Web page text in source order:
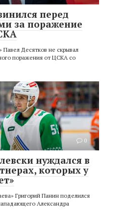
перед
за поражение
Павел Десятков не скрывал
поражения от ЦСКА со
0
нуждался в
которых у
Григорий Панин поделился
Александра